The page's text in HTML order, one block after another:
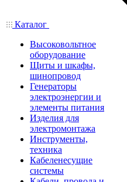
Каталог
Высоковольтное
оборудование
Щиты и шкафы,
шинопровод
Генераторы
электроэнергии и
элементы питания
Изделия для
электромонтажа
Инструменты,
техника
Кабеленесущие
системы